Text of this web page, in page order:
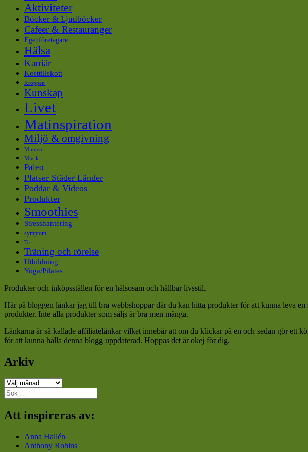
Aktiviteter
Böcker & Ljudböcker
Cafeer & Restauranger
Egenföretagare
Hälsa
Karriär
Kosttillskott
Kroppen
Kunskap
Livet
Matinspiration
Miljö & omgivning
Minnen
Musik
Paleo
Platser Städer Länder
Poddar & Videos
Produkter
Smoothies
Stresshantering
symptom
Te
Träning och rörelse
Utbildning
Yoga/Pilates
Produkter och inköpsställen för en hälsosam och hållbar livsstil.
Här på bloggen länkar jag till bra webbshoppar där du kan hitta produkter för att kunna leva
produkter. Inte alla produkter som säljs är bra men många.
Länkarna är så kallade affiliatelänkar vilket innebär att om du klickar på en och sedan gör ett
för att kunna hålla denna blogg uppdaterad. Hoppas det är okej för dig.
Arkiv
Arkiv
Sök
efter:
Att inspireras av:
Anna Hallén
Anthony Robins